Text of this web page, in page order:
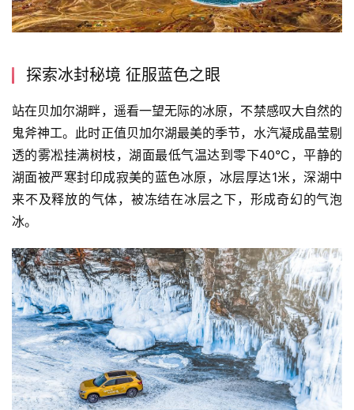
探索冰封秘境 征服蓝色之眼
站在贝加尔湖畔，遥看一望无际的冰原，不禁感叹大自然的
鬼斧神工。此时正值贝加尔湖最美的季节，水汽凝成晶莹剔
透的雾凇挂满树枝，湖面最低气温达到零下40°C，平静的
湖面被严寒封印成寂美的蓝色冰原，冰层厚达1米，深湖中
来不及释放的气体，被冻结在冰层之下，形成奇幻的气泡
冰。